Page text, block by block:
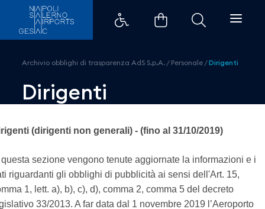
Dirigenti - Aeroporti di Napoli
Archivio obblighi di trasparenza AdS S.p.A. / Personale /Dirigenti
Dirigenti
(dirigenti non generali) - (fino al 31/10/2019)
sezione vengono tenute aggiornate la informazioni e i
riguardanti gli obblighi di pubblicità ai sensi dell'Art. 15,
1, lett. a), b), c), d), comma 2, comma 5 del decreto
33/2013. A far data dal 1 novembre 2019 l’Aeroporto